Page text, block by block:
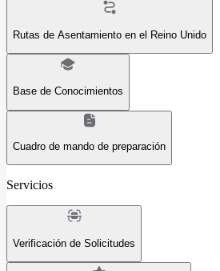
Rutas de Asentamiento en el Reino Unido
Base de Conocimientos
Cuadro de mando de preparación
Servicios
Verificación de Solicitudes